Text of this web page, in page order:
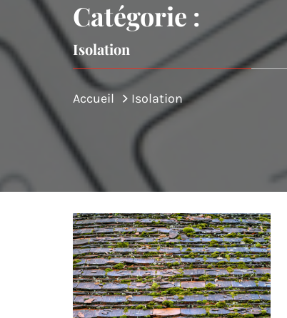
Catégorie :
Isolation
Accueil Isolation